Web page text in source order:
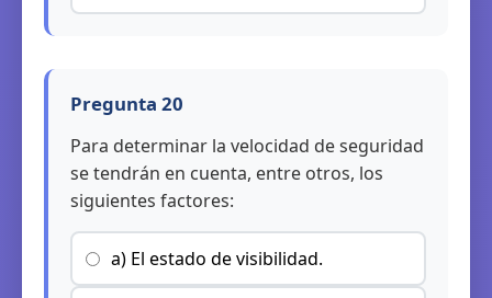
Pregunta 20
Para determinar la velocidad de seguridad
se tendrán en cuenta, entre otros, los
siguientes factores:
a) El estado de visibilidad.